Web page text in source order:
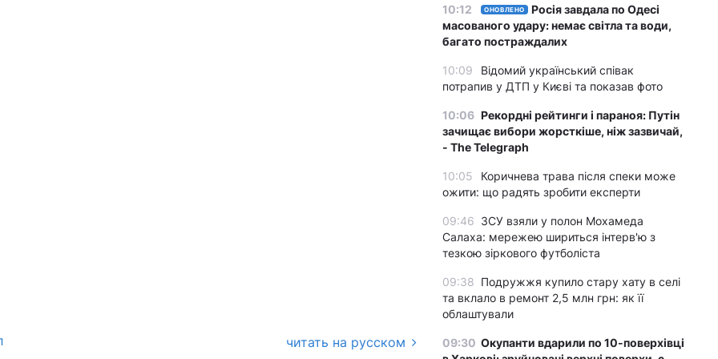
читать на русском
10:12 ОНОВЛЕНО
Росія завдала по Одесі
масованого удару: немає світла та води,
багато постраждалих
10:09
Відомий український співак
потрапив у ДТП у Києві та показав фото
10:06 Рекордні рейтинги і параноя: Путін
зачищає вибори жорсткіше, ніж зазвичай,
- The Telegraph
10:05
Коричнева трава після спеки може
ожити: що радять зробити експерти
09:46 ЗСУ взяли у полон Мохамеда
Салаха: мережею шириться інтерв'ю з
тезкою зіркового футболіста
09:38 Подружжя купило стару хату в селі
та вклало в ремонт 2,5 млн грн: як її
облаштували
09:30 Окупанти вдарили по 10-поверхівці